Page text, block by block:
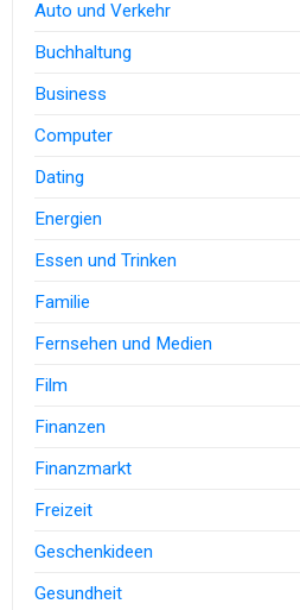
Auto und Verkehr
Buchhaltung
Business
Computer
Dating
Energien
Essen und Trinken
Familie
Fernsehen und Medien
Film
Finanzen
Finanzmarkt
Freizeit
Geschenkideen
Gesundheit